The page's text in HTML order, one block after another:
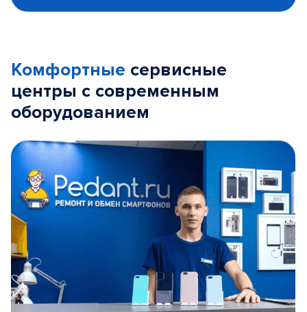
Комфортные сервисные
центры с современным
оборудованием